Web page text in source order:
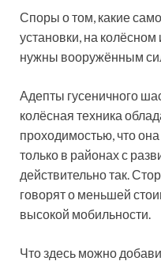
Споры о том, какие
установки, на
нужны вооружённым
Адепты гусеничного
колёсная техника
проходимостью, что
только в районах с
действительно так.
говорят о меньшей
высокой мобильности.
Что здесь можно